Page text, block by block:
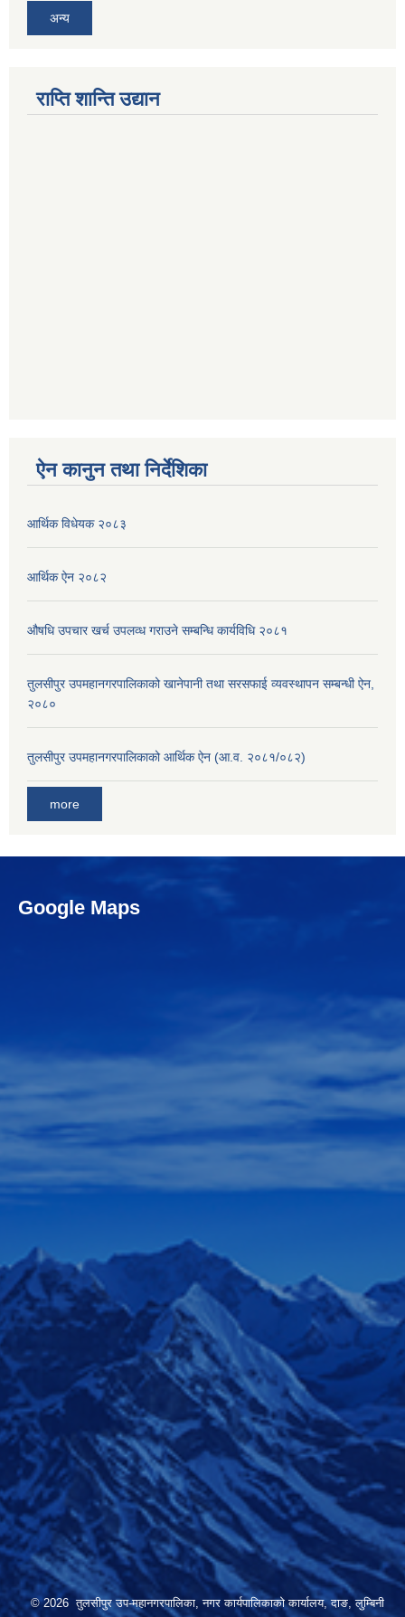
अन्य
राप्ति शान्ति उद्यान
ऐन कानुन तथा निर्देशिका
आर्थिक विधेयक २०८३
आर्थिक ऐन २०८२
औषधि उपचार खर्च उपलव्ध गराउने सम्बन्धि कार्यविधि २०८१
तुलसीपुर उपमहानगरपालिकाको खानेपानी तथा सरसफाई व्यवस्थापन सम्बन्धी ऐन,
२०८०
तुलसीपुर उपमहानगरपालिकाको आर्थिक ऐन (आ.व. २०८१/०८२)
more
Google Maps
© 2026 तुलसीपुर उप-महानगरपालिका, नगर कार्यपालिकाको कार्यालय, दाङ, लुम्बिनी